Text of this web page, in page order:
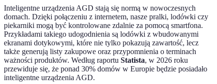
Inteligentne urządzenia AGD stają się normą w nowoczesnych
domach. Dzięki połączeniu z internetem, nasze pralki, lodówki czy
piekarniki mogą być kontrolowane zdalnie za pomocą smartfona.
Przykładami takiego udogodnienia są lodówki z wbudowanymi
ekranami dotykowymi, które nie tylko pokazują zawartość, lecz
także generują listy zakupowe oraz przypomnienia o terminach
ważności produktów. Według raportu Statista, w 2026 roku
przewiduje się, że ponad 30% domów w Europie będzie posiadało
inteligentne urządzenia AGD.